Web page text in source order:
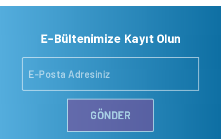
E-Bültenimize Kayıt Olun
GÖNDER